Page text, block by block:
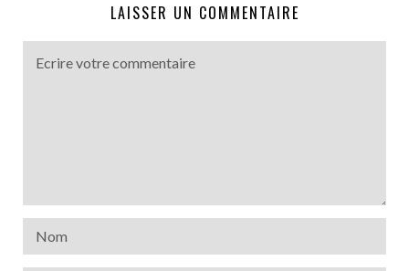
LAISSER UN COMMENTAIRE